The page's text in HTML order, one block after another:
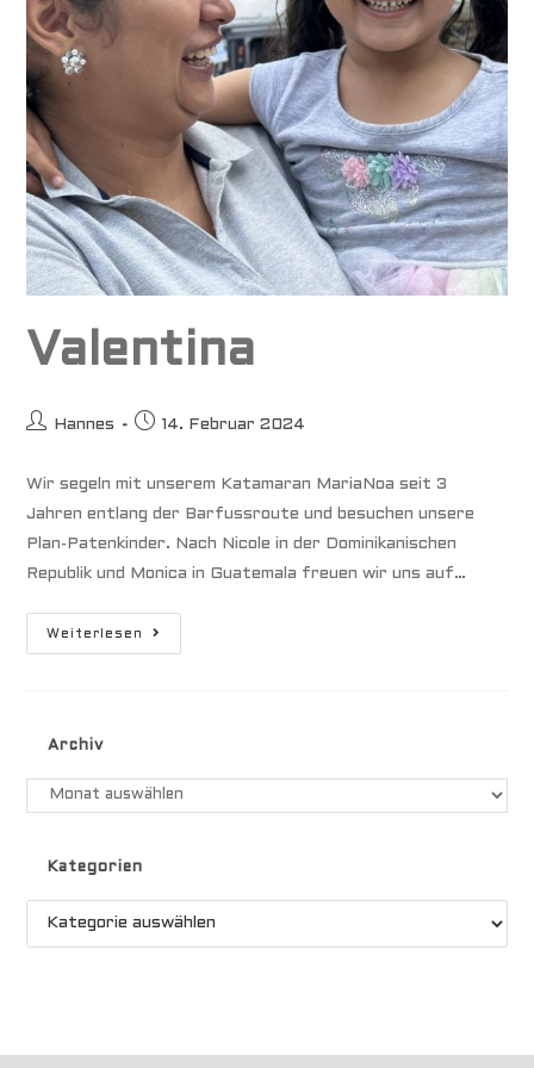
Valentina
Beitrags-
Hannes
Beitrag
14. Februar 2024
Wir segeln mit unserem Katamaran MariaNoa seit 3
Jahren entlang der Barfussroute und besuchen unsere
Plan-Patenkinder. Nach Nicole in der Dominikanischen
Republik und Monica in Guatemala freuen wir uns auf…
Weiterlesen Valentina
Archiv
Archiv
Kategorien
Kategorien